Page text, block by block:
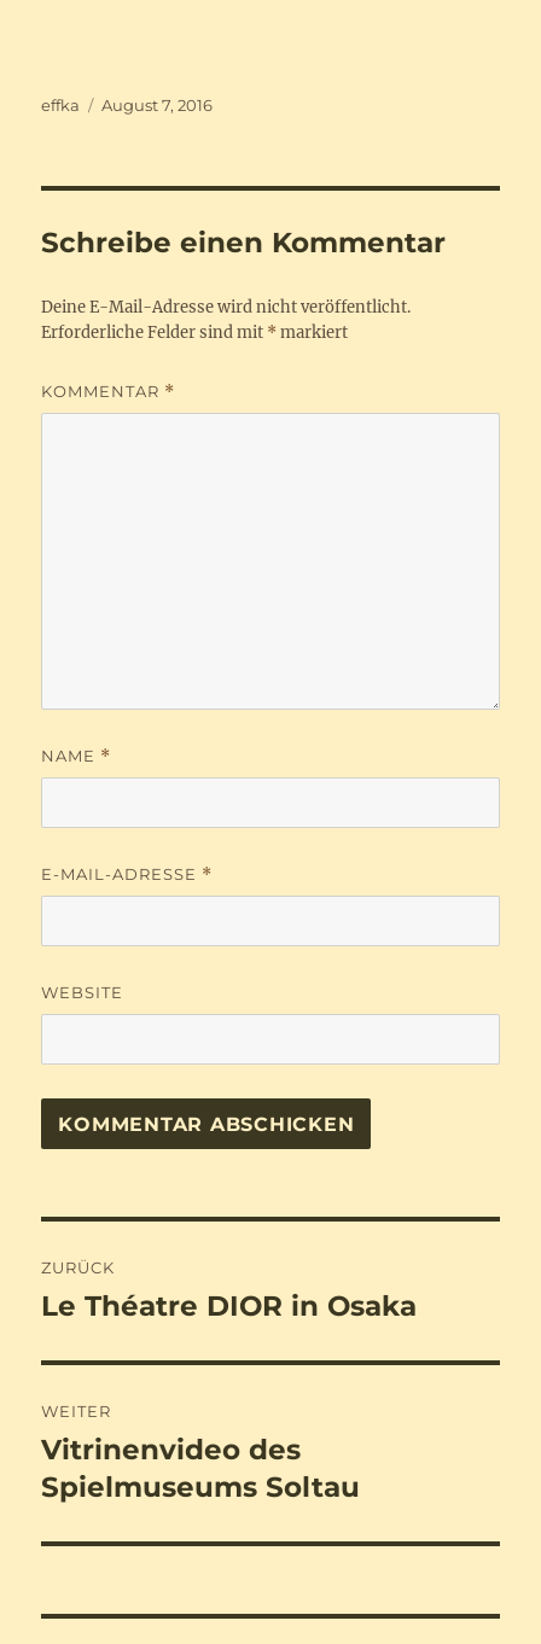
Autor
effka
Veröffentlicht
August 7, 2016
Schreibe einen Kommentar
Deine E-Mail-Adresse wird nicht veröffentlicht.
Erforderliche Felder sind mit * markiert
KOMMENTAR *
NAME *
E-MAIL-ADRESSE *
WEBSITE
ZURÜCK
Vorheriger
Le Théatre DIOR in Osaka
WEITER
Nächster
Beitrag:
Vitrinenvideo des
Spielmuseums Soltau